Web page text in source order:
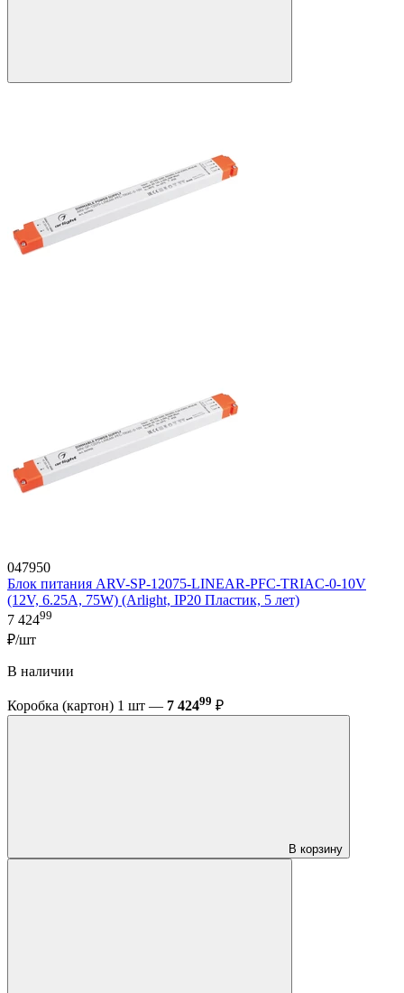
047950
Блок питания ARV-SP-12075-LINEAR-PFC-TRIAC-0-10V
(12V, 6.25A, 75W) (Arlight, IP20 Пластик, 5 лет)
7 42499
₽/шт
В наличии
Коробка (картон) 1 шт — 7 42499 ₽
В корзину